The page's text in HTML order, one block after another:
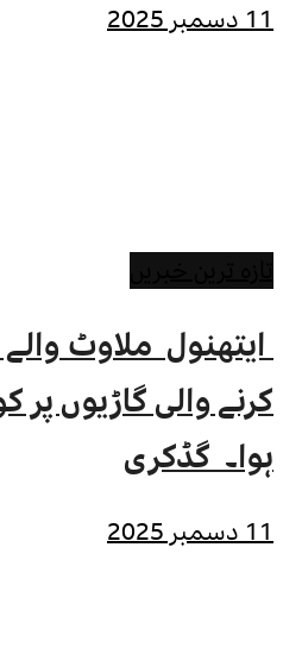
11 دسمبر 2025
ایتھنول ملاوٹ
کرنے والی گاڑیوں پر
ہوا۔ گڈکری
11 دسمبر 2025